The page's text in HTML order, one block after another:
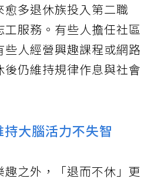
多退休族投入第二職
服務。有些人擔任社區
人經營興趣課程或網路
仍維持規律作息與社會
大腦活力不失智
之外，「退而不休」更